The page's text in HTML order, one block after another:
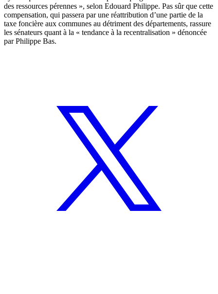
des ressources pérennes », selon Edouard Philippe. Pas sûr que cette
compensation, qui passera par une réattribution d’une partie de la
taxe foncière aux communes au détriment des départements, rassure
les sénateurs quant à la « tendance à la recentralisation » dénoncée
par Philippe Bas.